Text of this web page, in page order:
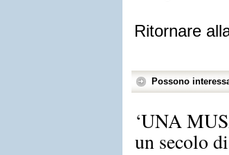
Ritornare
Possono
‘UNA
un secolo